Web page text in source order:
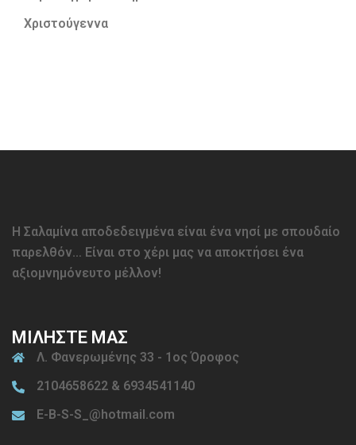
Χριστούγεννα
Η Σαλαμίνα αποδεδειγμένα είναι ένα νησί με σπουδαίο
παρελθόν… Είναι στο χέρι μας να αποκτήσει ένα
αξιομνημόνευτο μέλλον!
ΜΙΛΗΣΤΕ ΜΑΣ
Λ. Φανερωμένης 33 - 1ος Όροφος
2104658622 & 6934541140
E-B-S-S_@hotmail.com